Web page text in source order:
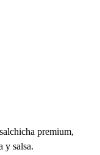
premium,
y salsa.